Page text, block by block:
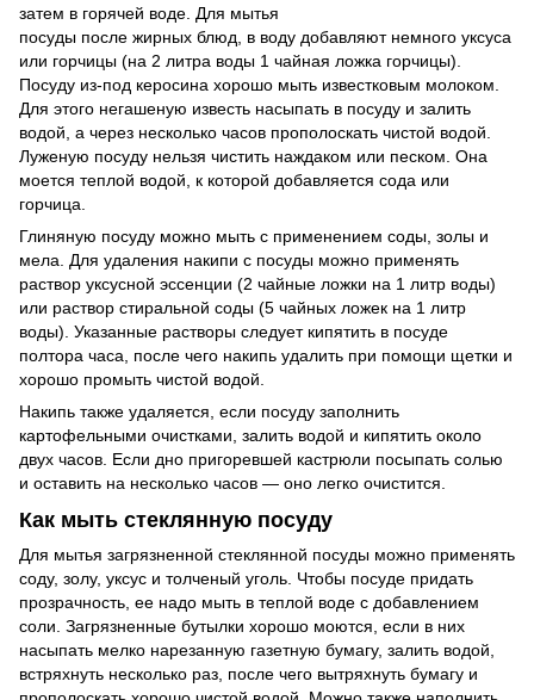
затем в горячей воде. Для мытья
посуды после жирных блюд, в воду добавляют немного уксуса
или горчицы (на 2 литра воды 1 чайная ложка горчицы).
Посуду из-под керосина хорошо мыть известковым молоком.
Для этого негашеную известь насыпать в посуду и залить
водой, а через несколько часов прополоскать чистой водой.
Луженую посуду нельзя чистить наждаком или песком. Она
моется теплой водой, к которой добавляется сода или
горчица.
Глиняную посуду можно мыть с применением соды, золы и
мела. Для удаления накипи с посуды можно применять
раствор уксусной эссенции (2 чайные ложки на 1 литр воды)
или раствор стиральной соды (5 чайных ложек на 1 литр
воды). Указанные растворы следует кипятить в посуде
полтора часа, после чего накипь удалить при помощи щетки и
хорошо промыть чистой водой.
Накипь также удаляется, если посуду заполнить
картофельными очистками, залить водой и кипятить около
двух часов. Если дно пригоревшей кастрюли посыпать солью
и оставить на несколько часов — оно легко очистится.
Как мыть стеклянную посуду
Для мытья за­грязненной стеклянной посуды можно применять
соду, золу, уксус и толченый уголь. Чтобы посуде придать
прозрачность, ее надо мыть в теплой воде с добавлением
соли. Загрязненные бутылки хорошо моются, если в них
насыпать мелко нарезанную газетную бумагу, залить водой,
встряхнуть несколько раз, после чего вытряхнуть бумагу и